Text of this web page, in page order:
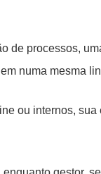
de processos,
numa mesma
ou internos,